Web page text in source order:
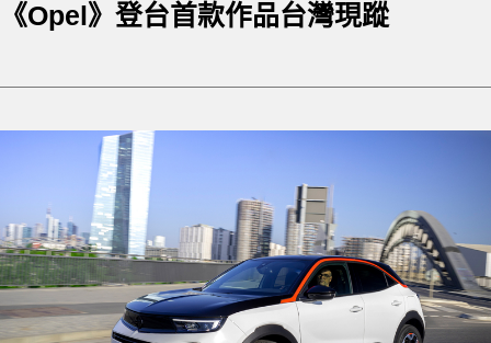
《Opel》登台首款作品台灣現蹤